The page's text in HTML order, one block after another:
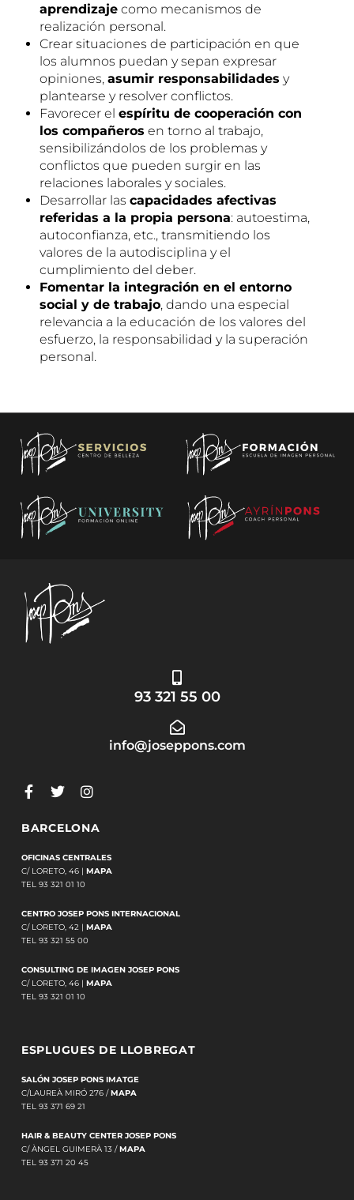
aprendizaje como mecanismos de
realización personal.
Crear situaciones de participación en que
los alumnos puedan y sepan expresar
opiniones, asumir responsabilidades y
plantearse y resolver conflictos.
Favorecer el espíritu de cooperación con
los compañeros en torno al trabajo,
sensibilizándolos de los problemas y
conflictos que pueden surgir en las
relaciones laborales y sociales.
Desarrollar las capacidades afectivas
referidas a la propia persona: autoestima,
autoconfianza, etc., transmitiendo los
valores de la autodisciplina y el
cumplimiento del deber.
Fomentar la integración en el entorno
social y de trabajo, dando una especial
relevancia a la educación de los valores del
esfuerzo, la responsabilidad y la superación
personal.
93 321 55 00
info@joseppons.com
BARCELONA
OFICINAS CENTRALES
C/ LORETO, 46 | MAPA
TEL 93 321 01 10
CENTRO JOSEP PONS INTERNACIONAL
C/ LORETO, 42 | MAPA
TEL 93 321 55 00
CONSULTING DE IMAGEN JOSEP PONS
C/ LORETO, 46 | MAPA
TEL 93 321 01 10
ESPLUGUES DE LLOBREGAT
SALÓN JOSEP PONS IMATGE
C/LAUREÀ MIRÓ 276 /MAPA
TEL 93 371 69 21
HAIR & BEAUTY CENTER JOSEP PONS
C/ ÀNGEL GUIMERÀ 13 /MAPA
TEL 93 371 20 45